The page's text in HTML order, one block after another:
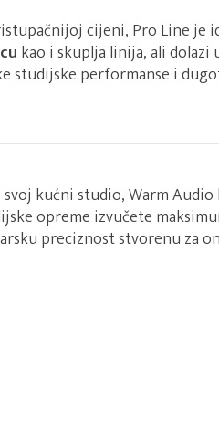
cijeni, Pro Line je
kao i skuplja linija, ali dolazi
studijske performanse i
kućni studio, Warm Audio
opreme izvučete
preciznost stvorenu za